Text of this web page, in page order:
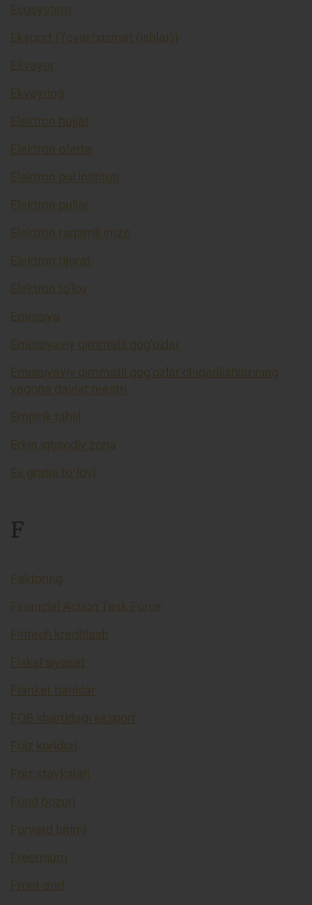
Ecosystem
Eksport (Tovar/xizmat (ishlar))
Ekvayer
Ekvayring
Elektron hujjat
Elektron oferta
Elektron pul instituti
Elektron pullar
Elektron raqamli imzo
Elektron tijorat
Elektron to’lov
Emissiya
Emissiyaviy qimmatli qog’ozlar
Emissiyaviy qimmatli qog’ozlar chiqarilishlarining
yagona davlat reestri
Empirik tahlil
Erkin iqtisodiy zona
Ex gratia toʻlovi
F
Faktoring
Financial Action Task Force
Fintech kreditlash
Fiskal siyosat
Flanker banklar
FOB shartidagi eksport
Foiz koridori
Foiz stavkalari
Fond bozori
Forvard bitimi
Freemium
Front-end